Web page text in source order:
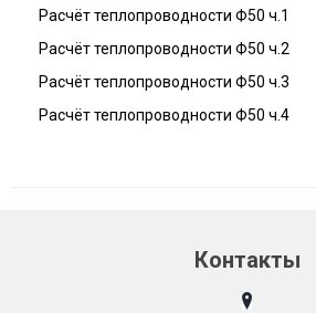
Расчёт теплопроводности Ф50 ч.1
Расчёт теплопроводности Ф50 ч.2
Расчёт теплопроводности Ф50 ч.3
Расчёт теплопроводности Ф50 ч.4
Контакты